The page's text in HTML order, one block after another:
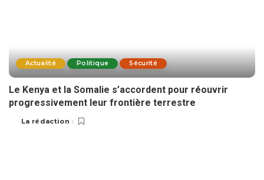
Actualité Politique Sécurité
Le Kenya et la Somalie s’accordent pour réouvrir
progressivement leur frontière terrestre
La rédaction